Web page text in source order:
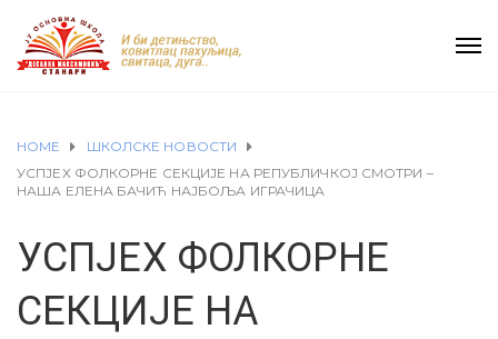
HOME
ШКОЛСКЕ НОВОСТИ
УСПЈЕХ ФОЛКОРНЕ СЕКЦИЈЕ НА РЕПУБЛИЧКОЈ СМОТРИ –
НАША ЕЛЕНА БАЧИЋ НАЈБОЉА ИГРАЧИЦА
УСПЈЕХ ФОЛКОРНЕ
СЕКЦИЈЕ НА